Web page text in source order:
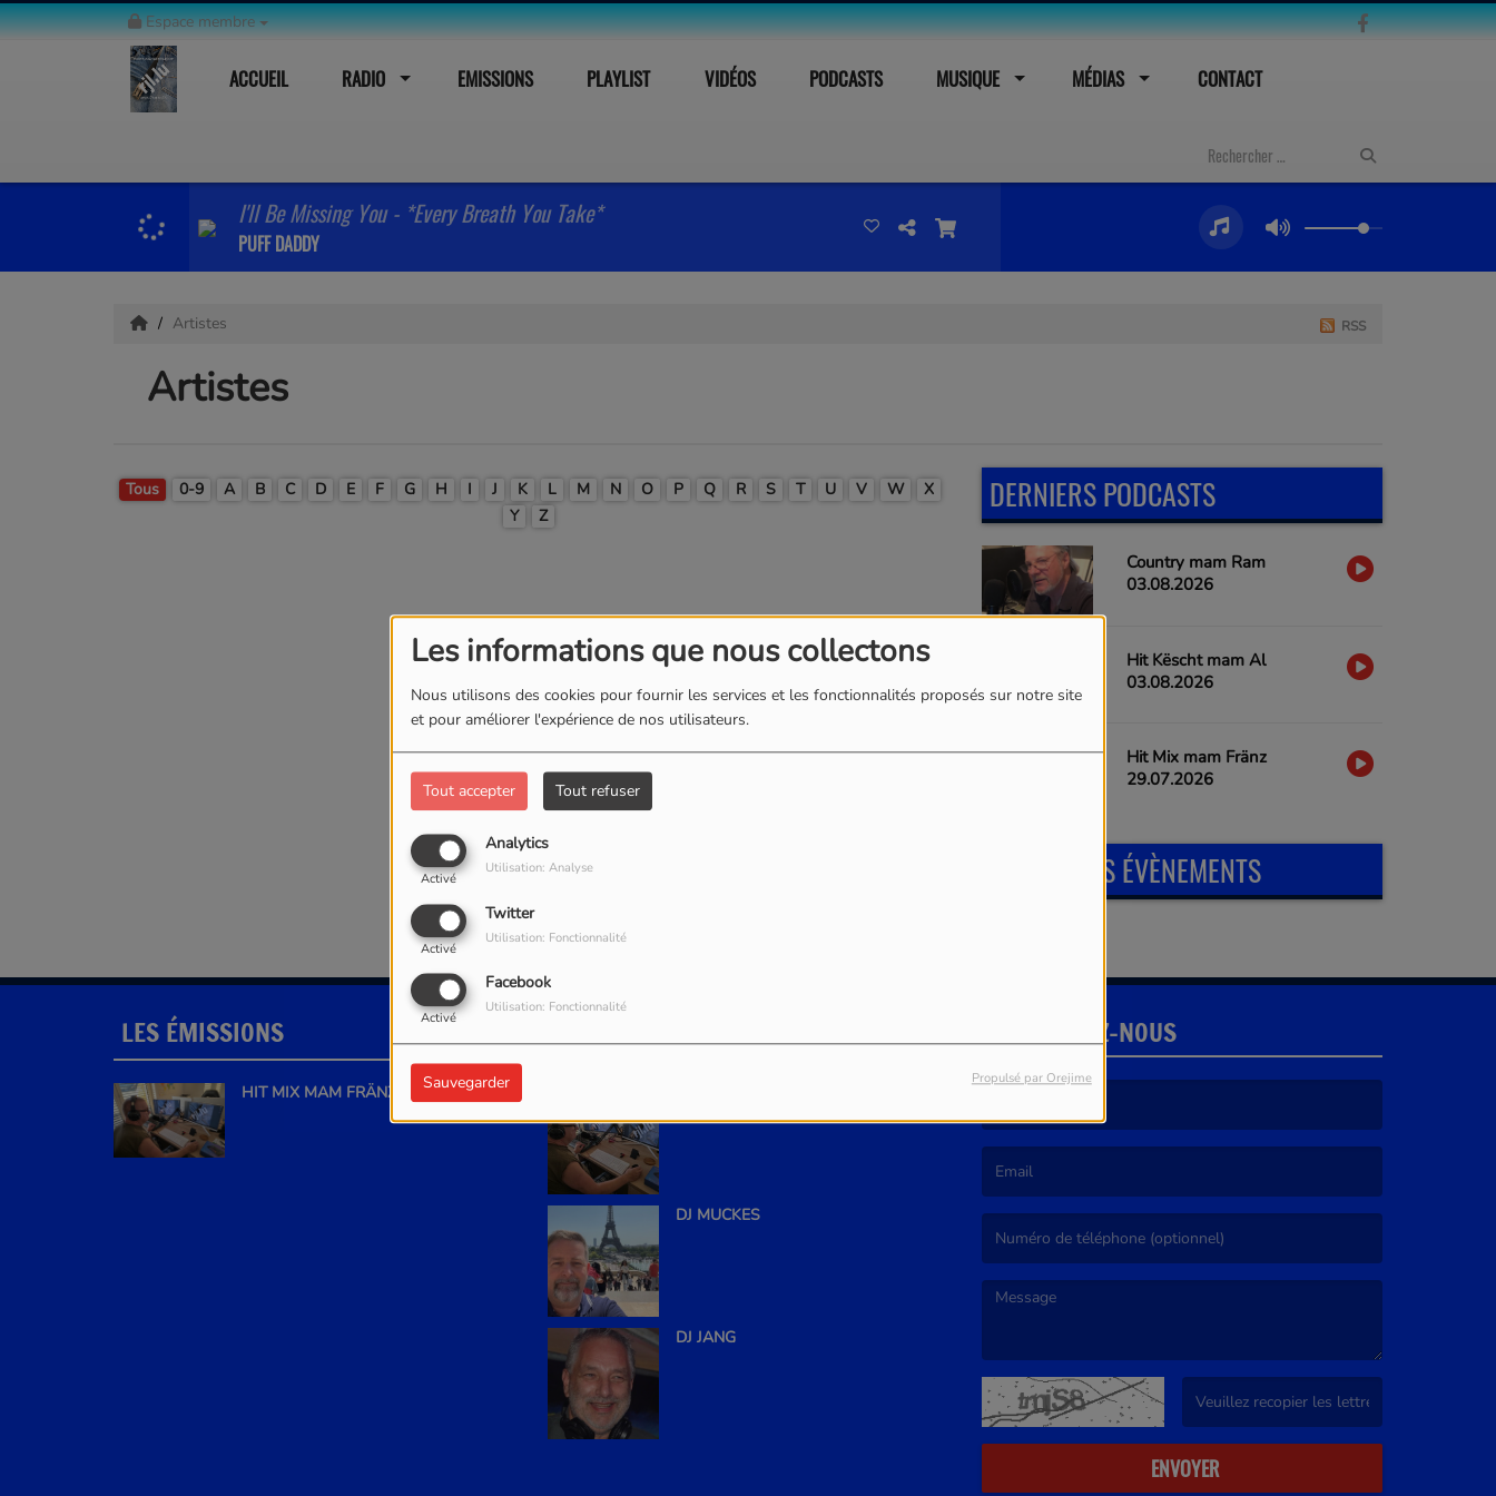
Les informations que nous collectons
Nous utilisons des cookies pour fournir les services et les fonctionnalités proposés sur notre site
et pour améliorer l'expérience de nos utilisateurs.
Tout accepter Tout refuser
Analytics
Activé
Utilisation: Analyse
Twitter
Activé
Utilisation: Fonctionnalité
Facebook
Activé
Utilisation: Fonctionnalité
Sauvegarder Propulsé par Orejime
Espace membre
ACCUEIL RADIO EMISSIONS PLAYLIST VIDÉOS PODCASTS MUSIQUE MÉDIAS CONTACT
I'll Be Missing You - *Every Breath You Take*
PUFF DADDY
Artistes
Artistes
RSS
Tous 0-9 A B C D E F G H I J K L M N O P Q R S T U V W
X
Y
Z
DERNIERS PODCASTS
Country mam Ram
03.08.2026
Hit Këscht mam Al
03.08.2026
Hit Mix mam Fränz
29.07.2026
PROCHAINS ÉVÈNEMENTS
LES ÉMISSIONS
HIT MIX MAM FRÄNZ
DJ MUCKES
DJ JANG
CONTACTEZ-NOUS
ENVOYER